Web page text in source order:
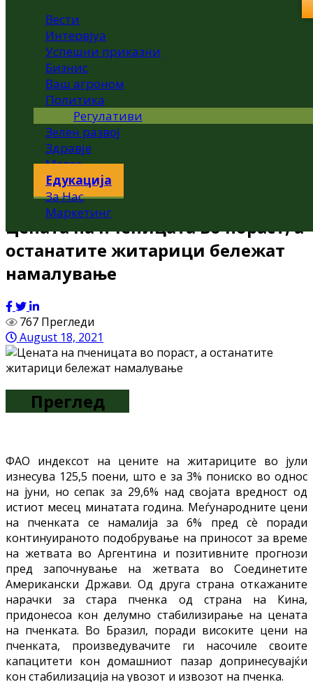
Вести
Интервјуа
Успешни приказни
Бизнис
Ваш агроном
Политика
Регулативи
Зелен развој
Здравје
Метео
Едукација
За Нас
Маркетинг
Цената на пченицата во пораст, а
останатите житарици бележат
намалување
767 Прегледи
August 18, 2021
Преглед
ФАО индексот на цените на житариците во јули
изнесува 125,5 поени, што е за 3% пониско во однос
на јуни, но сепак за 29,6% над својата вредност од
истиот месец минатата година. Меѓународните цени
на пченката се намалија за 6% пред сè поради
континуираното подобрување на приносот за време
на жетвата во Аргентина и позитивните прогнози
пред започнување на жетвата во Соединетите
Американски Држави. Од друга страна откажаните
нарачки за стара пченка од страна на Кина,
придонесоа кон делумно стабилизирање на цената
на пченката. Во Бразил, поради високите цени на
пченката, произведувачите ги насочиле своите
капацитети кон домашниот пазар допринесувајќи
кон стабилизација на увозот и извозот на пченка.